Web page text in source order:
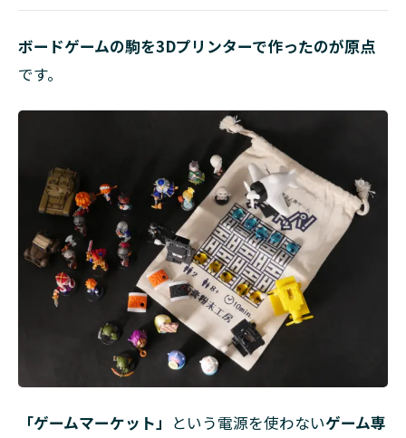
ボードゲームの駒を3Dプリンターで作ったのが原点
です。
「ゲームマーケット」 という電源を使わないゲーム専